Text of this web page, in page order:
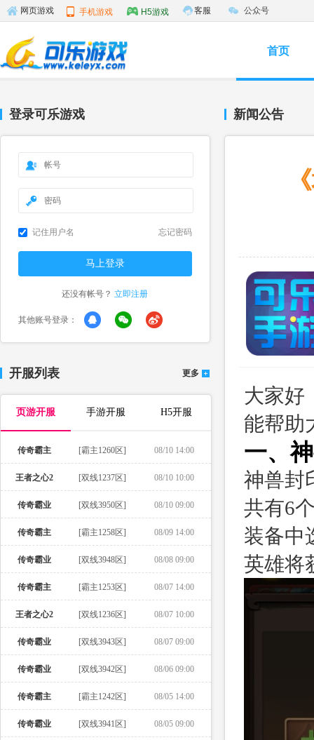
网页游戏 手机游戏 H5游戏 客服 公众号
首页
登录可乐游戏
记住用户名 忘记密码
还没有帐号？ 立即注册
其他账号登录：
开服列表 更多
页游开服 手游开服 H5开服
传奇霸主 [霸主1260区] 08/10 14:00
王者之心2 [双线1237区] 08/10 10:00
传奇霸业 [双线3950区] 08/10 09:00
传奇霸主 [霸主1258区] 08/09 14:00
传奇霸业 [双线3948区] 08/08 09:00
传奇霸主 [霸主1253区] 08/07 14:00
王者之心2 [双线1236区] 08/07 10:00
传奇霸业 [双线3943区] 08/07 09:00
传奇霸业 [双线3942区] 08/06 09:00
传奇霸主 [霸主1242区] 08/05 14:00
传奇霸业 [双线3941区] 08/05 09:00
新闻公告
大家好
能帮助
一、
神兽封
共有6
装备中
英雄将